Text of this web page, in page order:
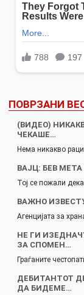
ПОВРЗАНИ
(ВИДЕО)
ЧЕКАШЕ…
Нема никакво
ВАЈЦ: БЕВ
Тој се пожали
ВАЖНО
Агенцијата за
НЕ ГИ
ЗА СПОМЕН…
Граѓаните
ДЕБИТАНТОТ
ДА БИДЕМЕ…